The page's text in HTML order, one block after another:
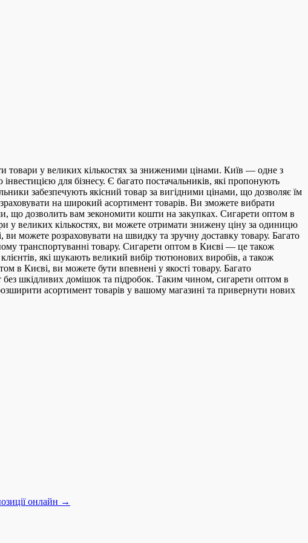
товари у великих кількостях за зниженими цінами. Київ — одне з
для бізнесу. Є багато постачальників, які пропонують
забезпечують якісний товар за вигідними цінами, що дозволяє їм
на широкий асортимент товарів. Ви зможете вибрати
що дозволить вам зекономити кошти на закупках. Сигарети оптом в
у великих кількостях, ви можете отримати знижену ціну за одиницю
можете розраховувати на швидку та зручну доставку товару. Багато
транспортуванні товару. Сигарети оптом в Києві — це також
які шукають великий вибір тютюнових виробів, а також
в Києві, ви можете бути впевнені у якості товару. Багато
шкідливих домішок та підробок. Таким чином, сигарети оптом в
асортимент товарів у вашому магазині та привернути нових
онлайн →